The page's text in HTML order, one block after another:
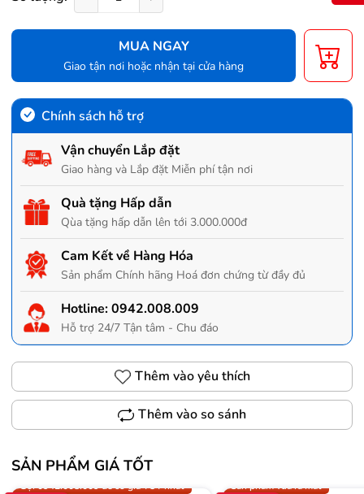
MUA NGAY
Giao tận nơi hoặc nhận tại cửa hàng
Chính sách hỗ trợ
Vận chuyển Lắp đặt
Giao hàng và Lắp đặt Miễn phí tận nơi
Quà tặng Hấp dẫn
Qùa tặng hấp dẫn lên tới 3.000.000đ
Cam Kết về Hàng Hóa
Sản phẩm Chính hãng Hoá đơn chứng từ đầy đủ
Hotline:0942.008.009
Hỗ trợ 24/7 Tận tâm - Chu đáo
Thêm vào yêu thích
Thêm vào so sánh
SẢN PHẨM GIÁ TỐT
Trợ giá 300.000đ
Gọi 0942.008.009 để có giá TỐT nhất
Sản phẩm vừa ra mắt